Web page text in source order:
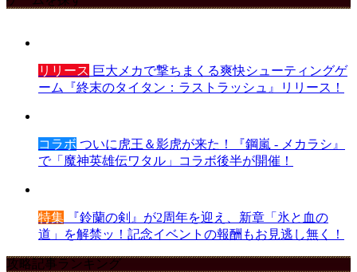
リリース 巨大メカで撃ちまくる爽快シューティングゲ
ーム『終末のタイタン：ラストラッシュ』リリース！
コラボ ついに虎王＆影虎が来た！『鋼嵐 - メカラシ』
で「魔神英雄伝ワタル」コラボ後半が開催！
特集 『鈴蘭の剣』が2周年を迎え、新章「氷と血の
道」を解禁ッ！記念イベントの報酬もお見逃し無く！
攻略記事ランキング